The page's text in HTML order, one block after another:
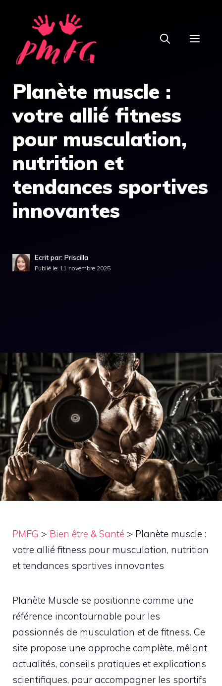
contenu
Planète muscle :
votre allié fitness
pour musculation,
nutrition et
tendances sportives
innovantes
Ecrit par: Priscilla
Publié le: 11 novembre 2025
PMFG > Bien être & Santé > Planète muscle :
votre allié fitness pour musculation, nutrition
et tendances sportives innovantes
Planète Muscle se positionne comme une
référence incontournable pour les
passionnés de musculation et de fitness. Ce
site propose une approche complète, mêlant
actualités, conseils pratiques et explications
scientifiques, pour accompagner les sportifs